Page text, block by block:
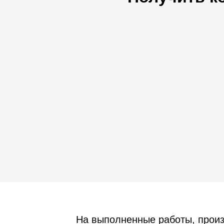
На выполненные работы,